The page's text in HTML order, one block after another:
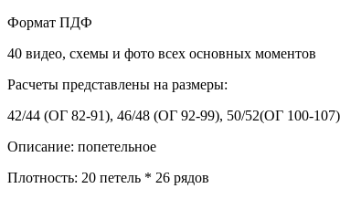
Формат ПДФ
40 видео, схемы и фото всех основных моментов
Расчеты представлены на размеры:
42/44 (ОГ 82-91), 46/48 (ОГ 92-99), 50/52(ОГ 100-107)
Описание: попетельное
Плотность: 20 петель * 26 рядов